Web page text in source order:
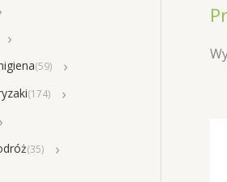
›
(59) ›
(174) ›
›
(35) ›